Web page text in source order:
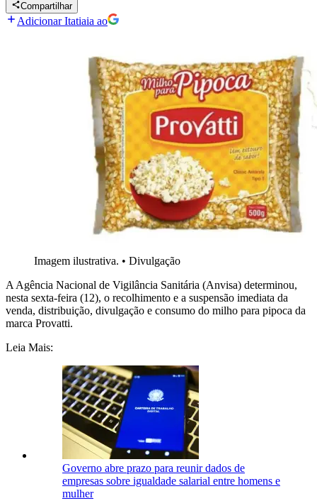
Compartilhar
Adicionar Itatiaia ao
Imagem ilustrativa. • Divulgação
A Agência Nacional de Vigilância Sanitária (Anvisa) determinou,
nesta sexta-feira (12), o recolhimento e a suspensão imediata da
venda, distribuição, divulgação e consumo do milho para pipoca da
marca Provatti.
Leia Mais:
Governo abre prazo para reunir dados de
empresas sobre igualdade salarial entre homens e
mulher